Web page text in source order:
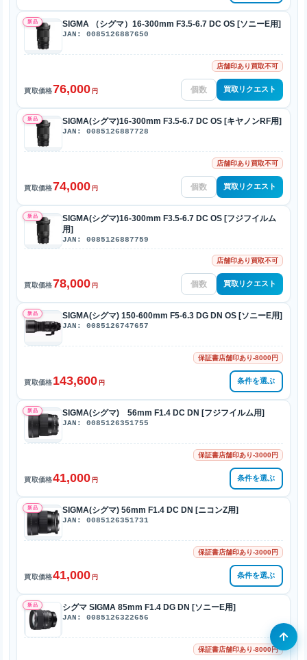
新品 SIGMA （シグマ）16-300mm F3.5-6.7 DC OS [ソニーE用]
JAN: 0085126887650
店舗印あり買取不可
買取価格76,000 円 買取リクエスト
新品 SIGMA(シグマ)16-300mm F3.5-6.7 DC OS [キヤノンRF用]
JAN: 0085126887728
店舗印あり買取不可
買取価格74,000 円 買取リクエスト
新品
SIGMA(シグマ)16-300mm F3.5-6.7 DC OS [フジフイルム
用]
JAN: 0085126887759
店舗印あり買取不可
買取価格78,000 円 買取リクエスト
新品 SIGMA(シグマ) 150-600mm F5-6.3 DG DN OS [ソニーE用]
JAN: 0085126747657
保証書店舗印あり-8000円
買取価格143,600 円 条件を選ぶ
新品 SIGMA(シグマ) 56mm F1.4 DC DN [フジフイルム用]
JAN: 0085126351755
保証書店舗印あり-3000円
買取価格41,000 円 条件を選ぶ
新品 SIGMA(シグマ) 56mm F1.4 DC DN [ニコンZ用]
JAN: 0085126351731
保証書店舗印あり-3000円
買取価格41,000 円 条件を選ぶ
新品 シグマ SIGMA 85mm F1.4 DG DN [ソニーE用]
JAN: 0085126322656
保証書店舗印あり-8000円